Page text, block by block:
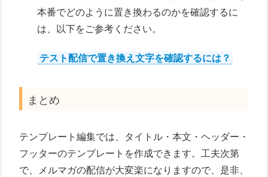
本番でどのように置き換わるのかを確認するに
は、以下をご参考ください。
テスト配信で置き換え文字を確認するには？
まとめ
テンプレート編集では、タイトル・本文・ヘッダー・
フッターのテンプレートを作成できます。工夫次第
で、メルマガの配信が大変楽になりますので、是非、